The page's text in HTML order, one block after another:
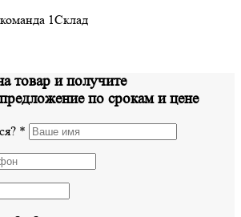
1Склад
товар и получите
по срокам и цене
*